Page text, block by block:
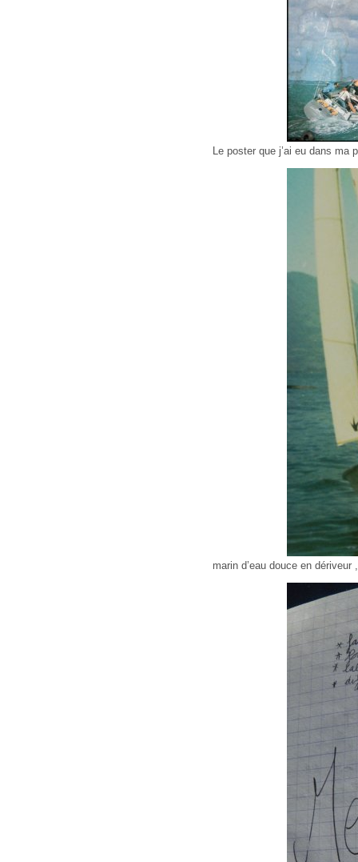
Le poster que j’ai eu dans ma
marin d’eau douce en